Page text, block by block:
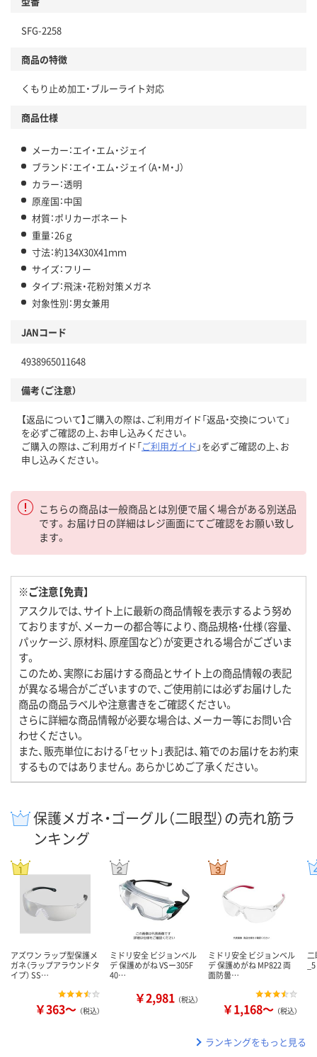
SFG-2258
商品の特徴
くもり止め加工・ブルーライト対応
商品仕様
メーカー：エイ・エム・ジェイ
ブランド：エイ・エム・ジェイ（A・M・J）
カラー：透明
原産国：中国
材質：ポリカーボネート
重量：26ｇ
寸法：約134X30X41ｍｍ
サイズ：フリー
タイプ：飛沫・花粉対策メガネ
対象性別：男女兼用
JANコード
4938965011648
備考（ご注意）
【返品について】ご購入の際は、ご利用ガイド「返品・交換について」
を必ずご確認の上、お申し込みください。
ご購入の際は、ご利用ガイド「ご利用ガイド 」を必ずご確認の上、お
申し込みください。
こちらの商品は一般商品とは別便で届く場合がある別送品
です。お届け日の詳細はレジ画面にてご確認をお願い致し
ます。
※ご注意【免責】
アスクルでは、サイト上に最新の商品情報を表示するよう努め
ておりますが、メーカーの都合等により、商品規格・仕様（容量、
パッケージ、原材料、原産国など）が変更される場合がございま
す。
このため、実際にお届けする商品とサイト上の商品情報の表記
が異なる場合がございますので、ご使用前には必ずお届けした
商品の商品ラベルや注意書きをご確認ください。
さらに詳細な商品情報が必要な場合は、メーカー等にお問い合
わせください。
また、販売単位における「セット」表記は、箱でのお届けをお約束
するものではありません。あらかじめご了承ください。
保護メガネ・ゴーグル（二眼型）の売れ筋ラ
ンキング
アズワン ラップ型保護メ
ガネ（ラップアラウンドタ
イプ） SS…
￥363～ （税込）
ミドリ安全 ビジョンベル
デ 保護めがね VSー305F
40…
￥2,981 （税込）
ミドリ安全 ビジョンベル
デ 保護めがね MP822 両
面防曇…
￥1,168～ （税込）
_5
ランキングをもっと見る